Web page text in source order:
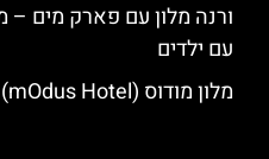
ורנה מלון עם פארק מים –
עם ילדים
מלון מודוס (mOdus Hotel) ליד בית חב"ד ורנה